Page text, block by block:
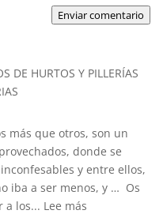
Enviar comentario
DE HURTOS Y PILLERÍAS
más que otros, son un
donde se
y entre ellos,
iba a ser menos, y … Os
a los... Lee más: